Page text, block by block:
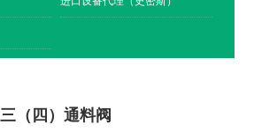
三（四）通料阀